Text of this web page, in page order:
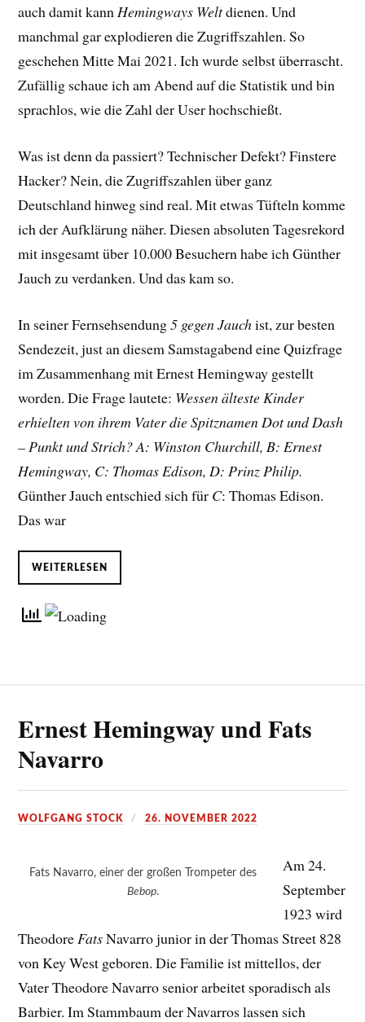
auch damit kannHemingways Weltdienen. Und
manchmal gar explodieren die Zugriffszahlen. So
geschehen Mitte Mai 2021. Ich wurde selbst überrascht.
Zufällig schaue ich am Abend auf die Statistik und bin
sprachlos, wie die Zahl der User hochschießt.
Was ist denn da passiert? Technischer Defekt? Finstere
Hacker? Nein, die Zugriffszahlen über ganz
Deutschland hinweg sind real. Mit etwas Tüfteln komme
ich der Aufklärung näher. Diesen absoluten Tagesrekord
mit insgesamt über 10.000 Besuchern habe ich Günther
Jauch zu verdanken. Und das kam so.
In seiner Fernsehsendung5 gegen Jauchist, zur besten
Sendezeit, just an diesem Samstagabend eine Quizfrage
im Zusammenhang mit Ernest Hemingway gestellt
worden. Die Frage lautete: Wessen älteste Kinder
erhielten von ihrem Vater die Spitznamen Dot und Dash
– Punkt und Strich? A: Winston Churchill, B: Ernest
Hemingway, C: Thomas Edison, D: Prinz Philip.
Günther Jauch entschied sich für C: Thomas Edison.
Das war
WEITERLESEN
Ernest Hemingway und Fats
Navarro
WOLFGANG STOCK 26. NOVEMBER 2022
Fats Navarro, einer der großen Trompeter des
Bebop.
Am 24.
September
1923 wird
TheodoreFatsNavarro junior in der Thomas Street 828
von Key West geboren. Die Familie ist mittellos, der
Vater Theodore Navarro senior arbeitet sporadisch als
Barbier. Im Stammbaum der Navarros lassen sich